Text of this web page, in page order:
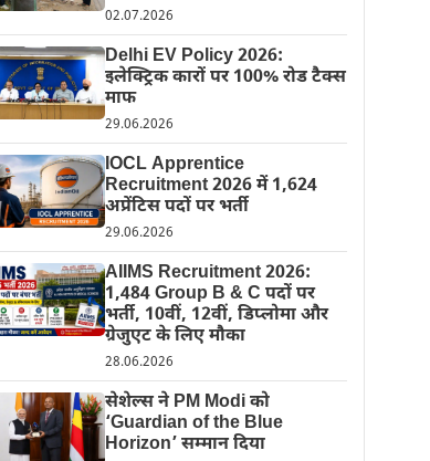
02.07.2026
Delhi EV Policy 2026:
इलेक्ट्रिक कारों पर 100% रोड टैक्स
माफ
29.06.2026
IOCL Apprentice
Recruitment 2026 में 1,624
अप्रेंटिस पदों पर भर्ती
29.06.2026
AIIMS Recruitment 2026:
1,484 Group B & C पदों पर
भर्ती, 10वीं, 12वीं, डिप्लोमा और
ग्रेजुएट के लिए मौका
28.06.2026
सेशेल्स ने PM Modi को
‘Guardian of the Blue
Horizon’ सम्मान दिया